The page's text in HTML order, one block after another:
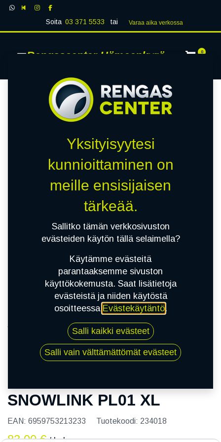
Soita 03 371 5533 tai Varaa aika verk​​​​ossa
Rengascenter Hämeenkyrö 0
205/60R15 95R TRIANGLE SNOWLINK PL01 XL
SNOWLINK PL01 XL
EAN: 6959753213233 Tuotekoodi: 234018
83,00€
Yksityisyytesi
kunnioittaminen on
meille ensisijaisen
tärkeää.
Sallitko tämän verkkosivuston
evästeiden käytön tällä selaimella?
Käytämme evästeitä
parantaaksemme sivuston
käyttökokemusta. Saat lisätietoja
evästeistä ja niiden käytöstä
osoitteessa Evästekäytäntö.
Salli kaikki evästeet
Salli vain välttämättömät evästeet